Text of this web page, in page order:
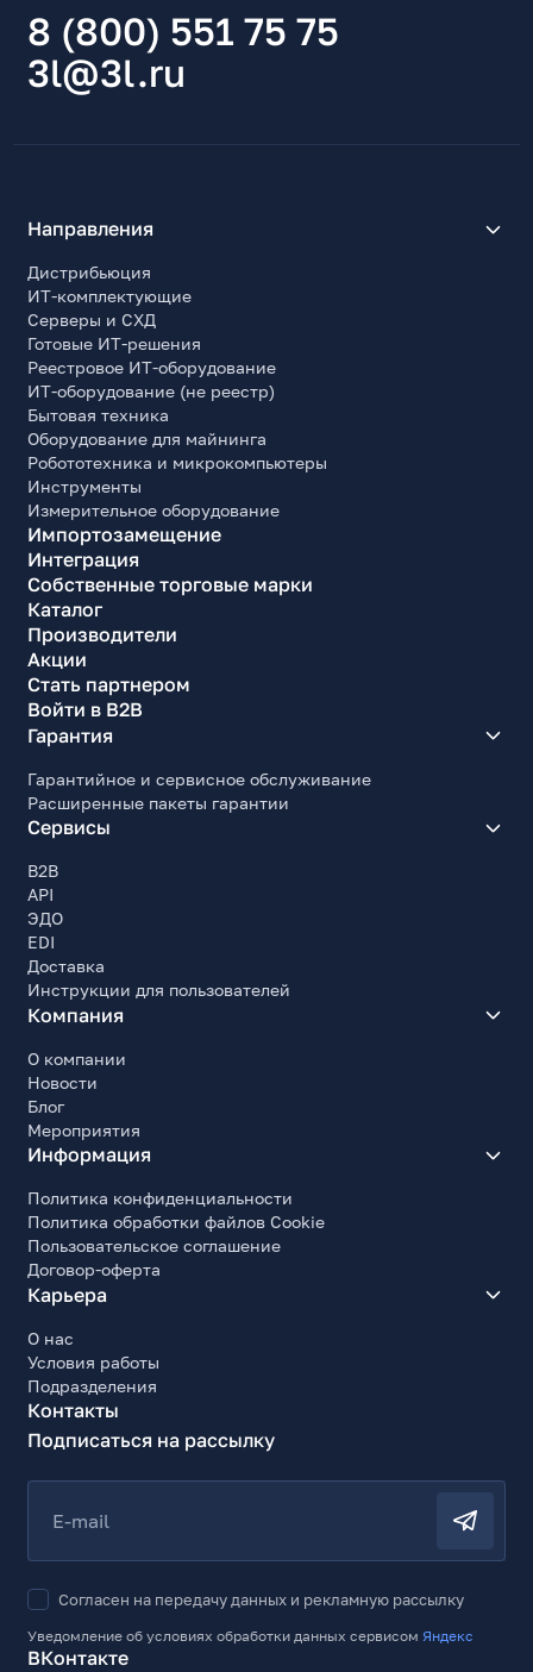
8 (800) 551 75 75
3l@3l.ru
Направления
Дистрибьюция
ИТ-комплектующие
Серверы и СХД
Готовые ИТ-решения
Реестровое ИТ-оборудование
ИТ-оборудование (не реестр)
Бытовая техника
Оборудование для майнинга
Робототехника и микрокомпьютеры
Инструменты
Измерительное оборудование
Импортозамещение
Интеграция
Собственные торговые марки
Каталог
Производители
Акции
Стать партнером
Войти в B2B
Гарантия
Гарантийное и сервисное обслуживание
Расширенные пакеты гарантии
Сервисы
B2B
API
ЭДО
EDI
Доставка
Инструкции для пользователей
Компания
О компании
Новости
Блог
Мероприятия
Информация
Политика конфиденциальности
Политика обработки файлов Cookie
Пользовательское соглашение
Договор-оферта
Карьера
О нас
Условия работы
Подразделения
Контакты
Подписаться на рассылку
E-mail
Согласен на передачу данных и рекламную рассылку
Уведомление об условиях обработки данных сервисом Яндекс
ВКонтакте